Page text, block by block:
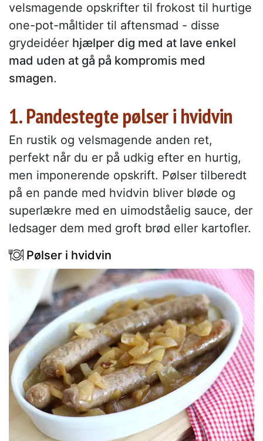
velsmagende opskrifter til frokost til hurtige
one-pot-måltider til aftensmad - disse
grydeidéer hjælper dig med at lave enkel
mad uden at gå på kompromis med
smagen.
1. Pandestegte pølser i hvidvin
En rustik og velsmagende anden ret,
perfekt når du er på udkig efter en hurtig,
men imponerende opskrift. Pølser tilberedt
på en pande med hvidvin bliver bløde og
superlækre med en uimodståelig sauce, der
ledsager dem med groft brød eller kartofler.
Pølser i hvidvin